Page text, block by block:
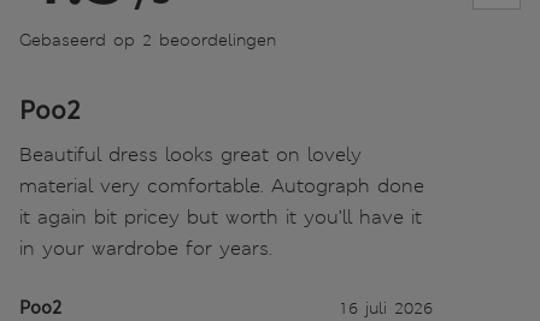
Gebaseerd op 2 beoordelingen
Poo2
Beautiful dress looks great on lovely
material very comfortable. Autograph done
it again bit pricey but worth it you’ll have it
in your wardrobe for years.
Poo2 16 juli 2026